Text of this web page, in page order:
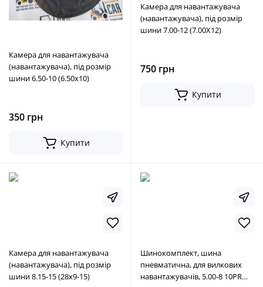
Камера для навантажувача
(навантажувача), під розмір
шини 6.50-10 (6.50х10)
350 грн
Купити
Камера для навантажувача
(навантажувача), під розмір
шини 7.00-12 (7.00Х12)
750 грн
Купити
Камера для навантажувача
(навантажувача), під розмір
шини 8.15-15 (28х9-15)
Шинокомплект, шина
пневматична, для вилкових
навантажувачів, 5.00-8 10PR